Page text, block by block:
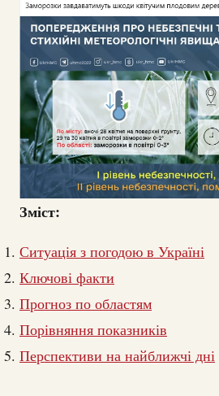
Зміст:
Ситуація з погодою в Україні
Ключові факти
Прогноз по областям
Порівняння показників
Перспективи на найближчі дні